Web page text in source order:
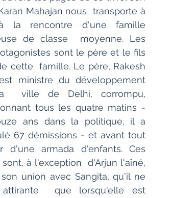
Mahajan nous  transporte à
la rencontre d'une famille
de classe  moyenne. Les
sont le père et le fils
cette  famille. Le père, Rakesh
ministre du développement
ville de Delhi, corrompu,
tous les quatre matins -
ans dans la politique, il a
67 démissions - et avant tout
d'une armada d'enfants. Ces
à l'exception  d'Arjun l'aîné,
union avec Sangita, qu'il ne
attirante  que lorsqu'elle est